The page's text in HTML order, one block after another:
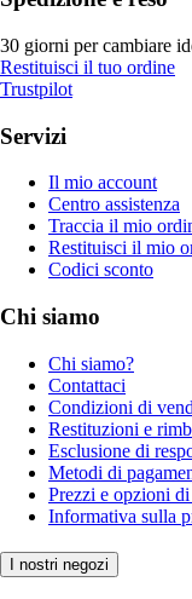
30 giorni per cambiare
Restituisci il tuo ordine
Trustpilot
Servizi
Il mio account
Centro assistenza
Traccia il mio
Restituisci il mio
Codici sconto
Chi siamo
Chi siamo?
Contattaci
Condizioni di
Restituzioni e
Esclusione di
Metodi di
Prezzi e opzioni di
Informativa sulla
I nostri negozi